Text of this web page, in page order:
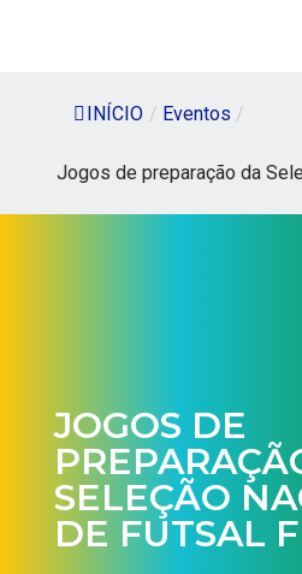
INÍCIO / Eventos /
Jogos de preparação da
JOGOS DE
SELEÇÃO
DE FUTSAL